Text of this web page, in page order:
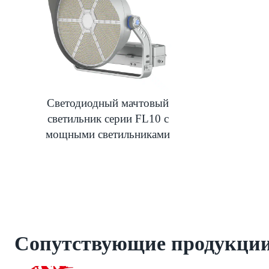
Светодиодный мачтовый
светильник серии FL10 с
мощными светильниками
Сопутствующие